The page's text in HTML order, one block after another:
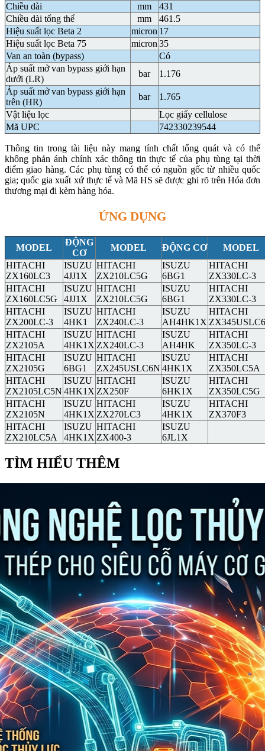
Chiều dài
mm
431
Chiều dài tổng thể
mm
461.5
Hiệu suất lọc Beta 2
micron 17
Hiệu suất lọc Beta 75
micron 35
Van an toàn (bypass)
Có
Áp suất mở van bypass giới hạn
dưới (LR)
bar
1.176
Áp suất mở van bypass giới hạn
trên (HR)
bar
1.765
Vật liệu lọc
Lọc giấy cellulose
Mã UPC
742330239544
Thông tin trong tài liệu này mang tính chất tổng quát và có thể
không phản ánh chính xác thông tin thực tế của phụ tùng tại thời
điểm giao hàng. Các phụ tùng có thể có nguồn gốc từ nhiều quốc
gia; quốc gia xuất xứ thực tế và Mã HS sẽ được ghi rõ trên Hóa đơn
thương mại đi kèm hàng hóa.
ỨNG DỤNG
MODEL
ĐỘNG
CƠ
MODEL ĐỘNG CƠ
MODEL
HITACHI
ZX160LC3
ISUZU
4JJ1X
HITACHI
ZX210LC5G
ISUZU
6BG1
HITACHI
ZX330LC-3
HITACHI
ZX160LC5G
ISUZU
4JJ1X
HITACHI
ZX210LC5G
ISUZU
6BG1
HITACHI
ZX330LC-3
HITACHI
ZX200LC-3
ISUZU
4HK1
HITACHI
ZX240LC-3
ISUZU
AH4HK1X
HITACHI
HITACHI
ZX2105A
ISUZU
4HK1X
HITACHI
ZX240LC-3
ISUZU
AH4HK
HITACHI
ZX350LC-3
HITACHI
ZX2105G
ISUZU
6BG1
HITACHI
ZX245USLC6N
ISUZU
4HK1X
HITACHI
ZX350LC5A
HITACHI
ZX2105LC5N
ISUZU
4HK1X
HITACHI
ZX250F
ISUZU
6HK1X
HITACHI
ZX350LC5G
HITACHI
ZX2105N
ISUZU
4HK1X
HITACHI
ZX270LC3
ISUZU
4HK1X
HITACHI
ZX370F3
HITACHI
ZX210LC5A
ISUZU
4HK1X
HITACHI
ZX400-3
ISUZU
6JL1X
TÌM HIỂU THÊM